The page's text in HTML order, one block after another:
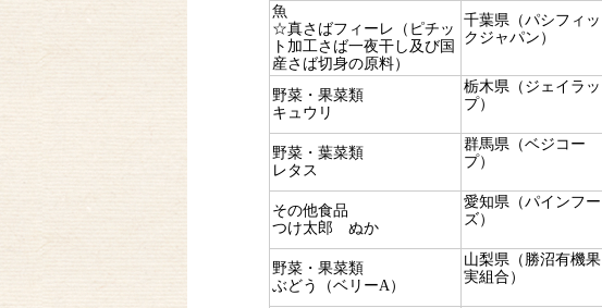
魚
☆真さばフィーレ（ピチッ
ト加工さば一夜干し及び国
産さば切身の原料）
千葉県（パシフィッ
クジャパン）
野菜・果菜類
キュウリ
栃木県（ジェイラッ
プ）
野菜・葉菜類
レタス
群馬県（ベジコー
プ）
その他食品
つけ太郎 ぬか
愛知県（パインフー
ズ）
野菜・果菜類
ぶどう（ベリーA）
山梨県（勝沼有機果
実組合）